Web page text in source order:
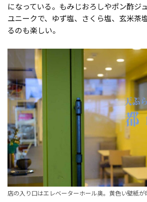
になっている。もみじおろしやポン酢ジ
ユニークで、ゆず塩、さくら塩、玄米茶
るのも楽しい。
店の入り口はエレベーターホール奥。黄色い壁紙が